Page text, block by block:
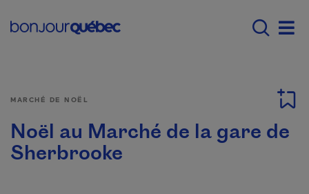
Main navigation -
MARCHÉ DE NOËL
Noël au Marché de la gare de
Sherbrooke